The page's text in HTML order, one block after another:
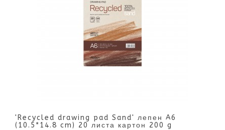
'Recycled drawing pad Sand' лепен A6
(10.5*14.8 cm) 20 листа картон 200 g